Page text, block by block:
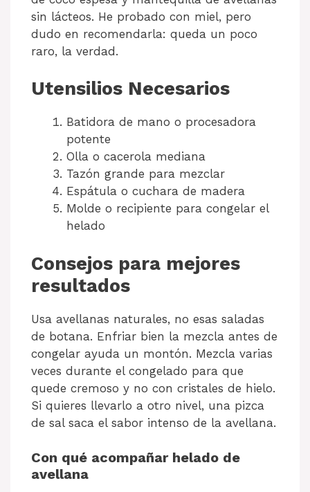
sin lácteos. He probado con miel, pero
dudo en recomendarla: queda un poco
raro, la verdad.
Utensilios Necesarios
Batidora de mano o procesadora
potente
Olla o cacerola mediana
Tazón grande para mezclar
Espátula o cuchara de madera
Molde o recipiente para congelar el
helado
Consejos para mejores
resultados
Usa avellanas naturales, no esas saladas
de botana. Enfriar bien la mezcla antes de
congelar ayuda un montón. Mezcla varias
veces durante el congelado para que
quede cremoso y no con cristales de hielo.
Si quieres llevarlo a otro nivel, una pizca
de sal saca el sabor intenso de la avellana.
Con qué acompañar helado de
avellana